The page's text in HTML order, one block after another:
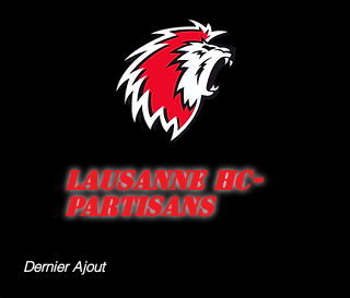
Lausanne HC-
Partisans
Dernier Ajout